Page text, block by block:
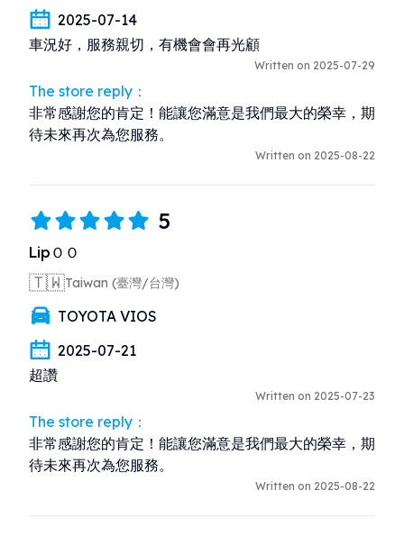
2025-07-14
車況好，服務親切，有機會會再光顧
Written on 2025-07-29
The store reply：
非常感謝您的肯定！能讓您滿意是我們最大的榮幸，期
待未來再次為您服務。
Written on 2025-08-22
5
LipＯＯ
🇹🇼Taiwan (臺灣/台灣)
TOYOTA VIOS
2025-07-21
超讚
Written on 2025-07-23
The store reply：
非常感謝您的肯定！能讓您滿意是我們最大的榮幸，期
待未來再次為您服務。
Written on 2025-08-22